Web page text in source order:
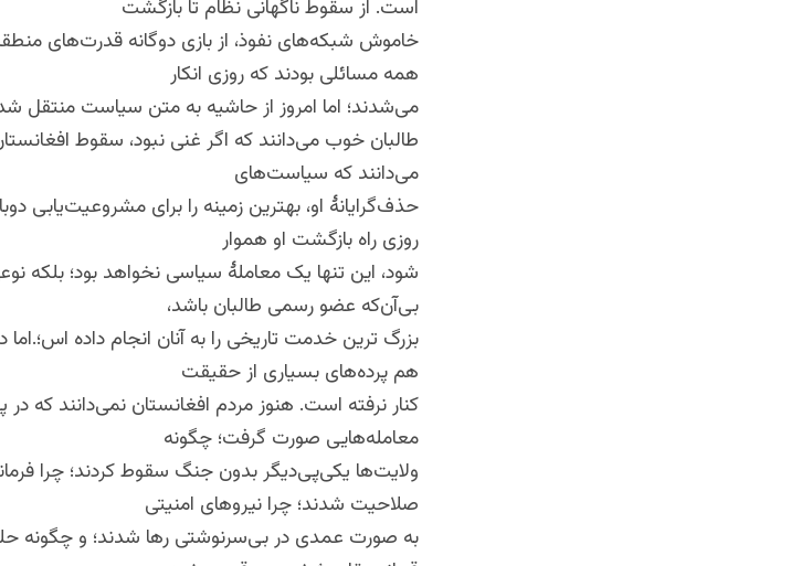
است. از سقوط ناگهانی نظام تا بازگشت
خاموش شبکه‌های نفوذ، از بازی دوگانه قدرت‌های
همه مسائلی بودند که روزی انکار
می‌شدند؛ اما امروز از حاشیه به متن سیاست منتقل
طالبان خوب می‌دانند که اگر غنی نبود، سقوط
می‌دانند که سیاست‌های
حذف‌گرایانهٔ او، بهترین زمینه را برای مشروعیت‌یابی
روزی راه بازگشت او هموار
شود، این تنها یک معاملهٔ سیاسی نخواهد بود؛ بلکه
بی‌آن‌که عضو رسمی طالبان باشد،
بزرگ‌ ترین خدمت تاریخی را به آنان انجام داده
هم پرده‌های بسیاری از حقیقت
کنار نرفته است. هنوز مردم افغانستان نمی‌دانند که
معامله‌هایی صورت گرفت؛ چگونه
ولایت‌ها یکی‌پی‌دیگر بدون جنگ سقوط کردند؛ چرا
صلاحیت شدند؛ چرا نیروهای امنیتی
به صورت عمدی در بی‌سرنوشتی رها شدند؛ و چگونه